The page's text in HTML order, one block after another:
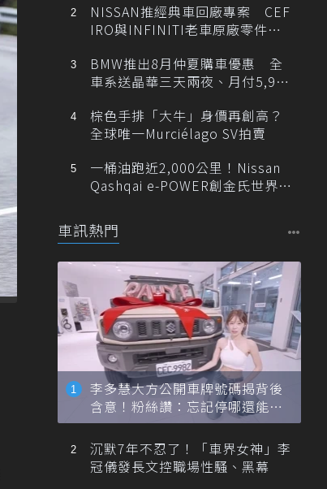
NISSAN推經典車回廠專案 CEF
IRO與INFINITI老車原廠零件最
BMW推出8月仲夏購車優惠 全
車系送晶華三天兩夜、月付5,900
棕色手排「大牛」身價再創高？
全球唯一Murciélago SV拍賣
一桶油跑近2,000公里！Nissan
Qashqai e-POWER創金氏世界紀
車訊熱門
李多慧大方公開車牌號碼揭背後
含意！粉絲讚：忘記停哪還能幫
忙找車
沉默7年不忍了！「車界女神」李
冠儀發長文控職場性騷、黑幕